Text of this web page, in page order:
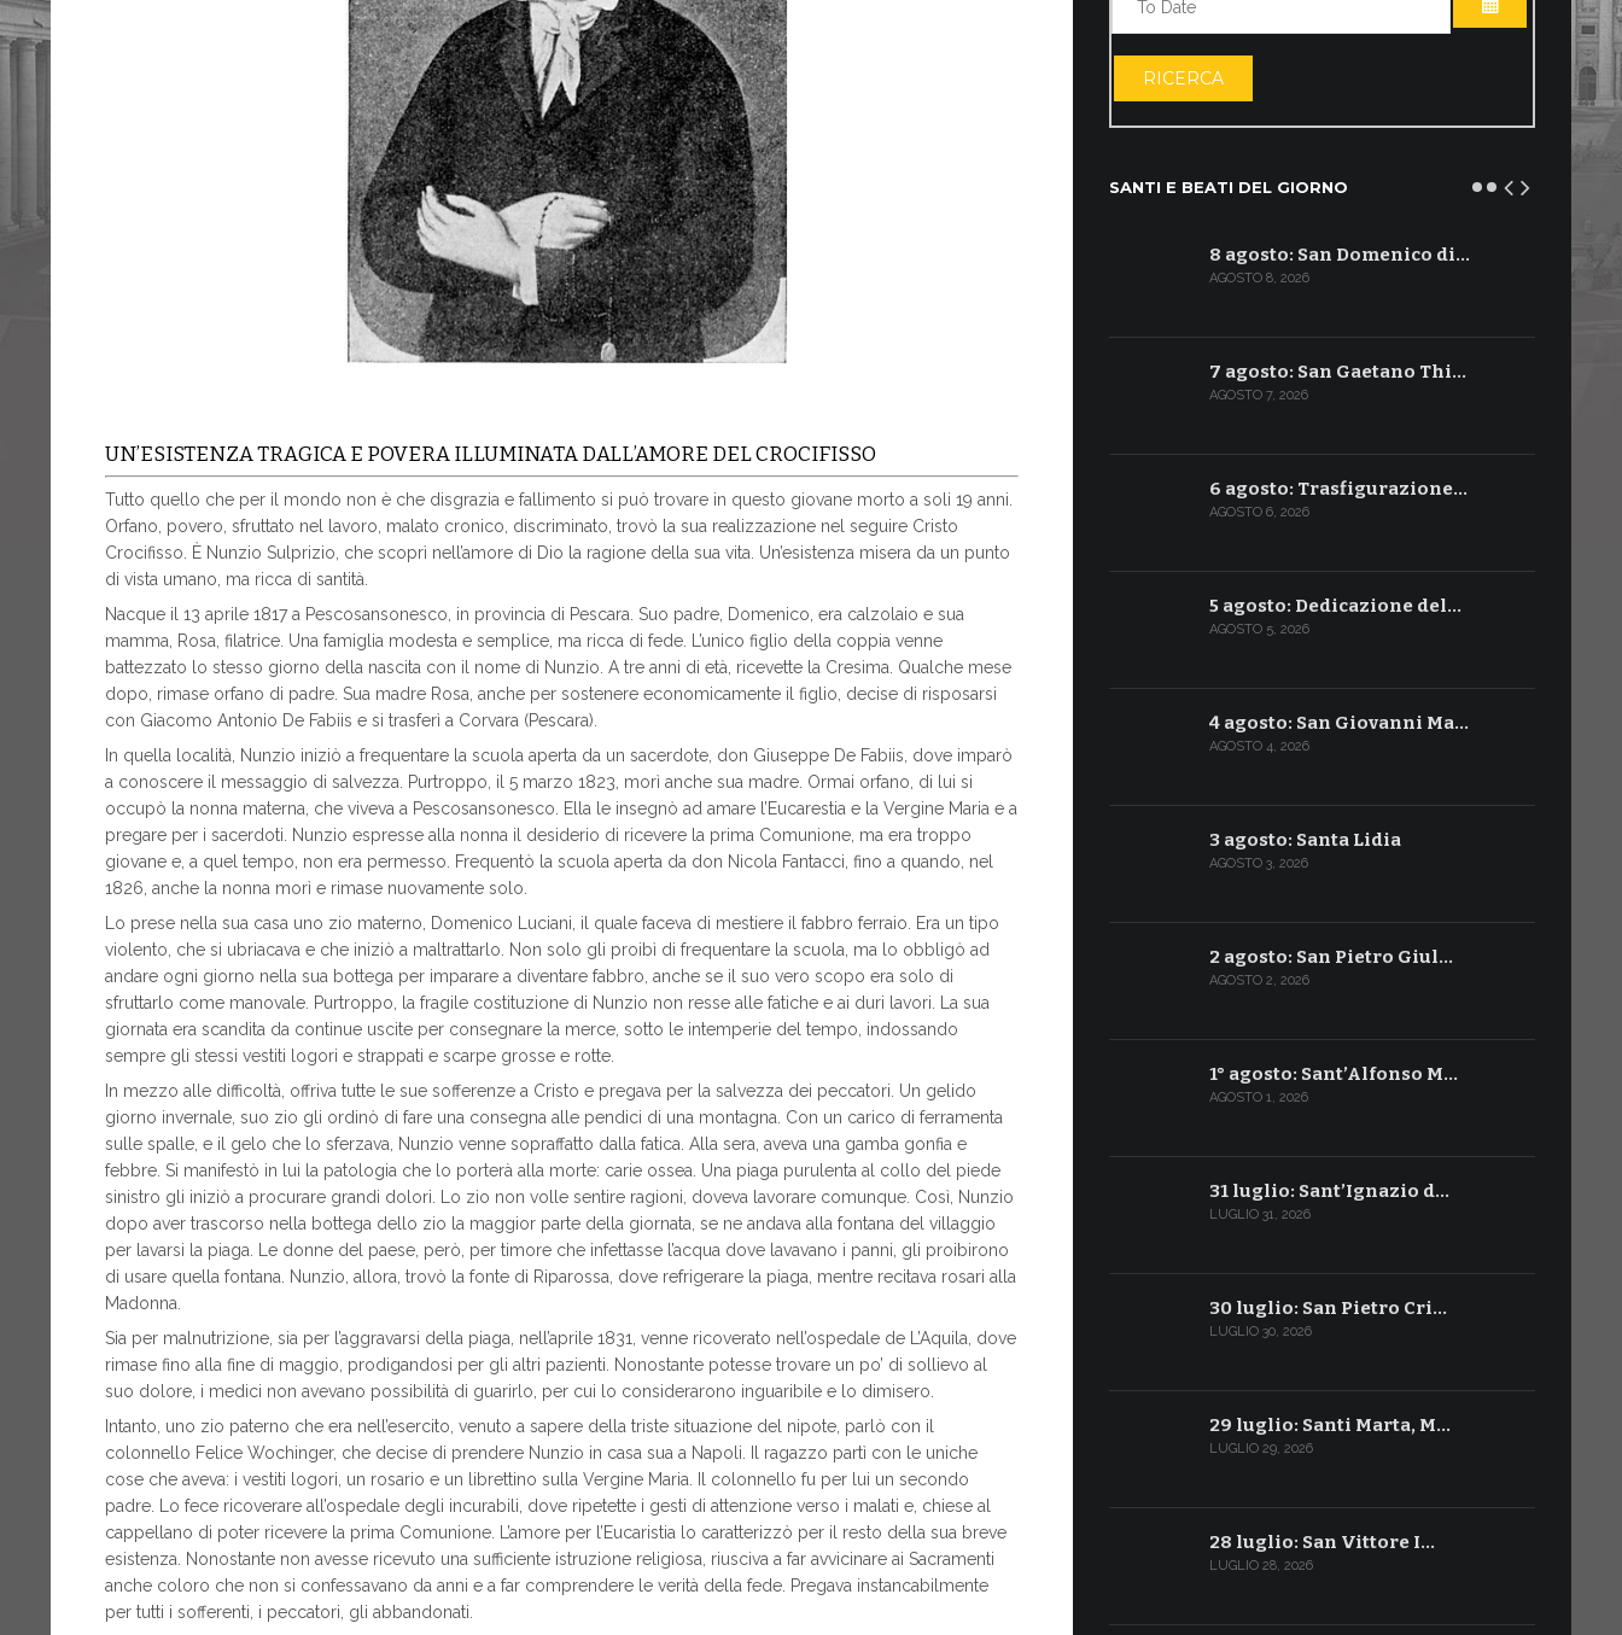
UN’ESISTENZA TRAGICA E POVERA ILLUMINATA DALL’AMORE DEL CROCIFISSO
Tutto quello che per il mondo non è che disgrazia e fallimento si può trovare in questo giovane morto a soli 19 anni.
Orfano, povero, sfruttato nel lavoro, malato cronico, discriminato, trovò la sua realizzazione nel seguire Cristo
Crocifisso. È Nunzio Sulprizio, che scoprì nell’amore di Dio la ragione della sua vita. Un’esistenza misera da un punto
di vista umano, ma ricca di santità.
Nacque il 13 aprile 1817 a Pescosansonesco, in provincia di Pescara. Suo padre, Domenico, era calzolaio e sua
mamma, Rosa, filatrice. Una famiglia modesta e semplice, ma ricca di fede. L’unico figlio della coppia venne
battezzato lo stesso giorno della nascita con il nome di Nunzio. A tre anni di età, ricevette la Cresima. Qualche mese
dopo, rimase orfano di padre. Sua madre Rosa, anche per sostenere economicamente il figlio, decise di risposarsi
con Giacomo Antonio De Fabiis e si trasferì a Corvara (Pescara).
In quella località, Nunzio iniziò a frequentare la scuola aperta da un sacerdote, don Giuseppe De Fabiis, dove imparò
a conoscere il messaggio di salvezza. Purtroppo, il 5 marzo 1823, morì anche sua madre. Ormai orfano, di lui si
occupò la nonna materna, che viveva a Pescosansonesco. Ella le insegnò ad amare l’Eucarestia e la Vergine Maria e a
pregare per i sacerdoti. Nunzio espresse alla nonna il desiderio di ricevere la prima Comunione, ma era troppo
giovane e, a quel tempo, non era permesso. Frequentò la scuola aperta da don Nicola Fantacci, fino a quando, nel
1826, anche la nonna morì e rimase nuovamente solo.
Lo prese nella sua casa uno zio materno, Domenico Luciani, il quale faceva di mestiere il fabbro ferraio. Era un tipo
violento, che si ubriacava e che iniziò a maltrattarlo. Non solo gli proibì di frequentare la scuola, ma lo obbligò ad
andare ogni giorno nella sua bottega per imparare a diventare fabbro, anche se il suo vero scopo era solo di
sfruttarlo come manovale. Purtroppo, la fragile costituzione di Nunzio non resse alle fatiche e ai duri lavori. La sua
giornata era scandita da continue uscite per consegnare la merce, sotto le intemperie del tempo, indossando
sempre gli stessi vestiti logori e strappati e scarpe grosse e rotte.
In mezzo alle difficoltà, offriva tutte le sue sofferenze a Cristo e pregava per la salvezza dei peccatori. Un gelido
giorno invernale, suo zio gli ordinò di fare una consegna alle pendici di una montagna. Con un carico di ferramenta
sulle spalle, e il gelo che lo sferzava, Nunzio venne sopraffatto dalla fatica. Alla sera, aveva una gamba gonfia e
febbre. Si manifestò in lui la patologia che lo porterà alla morte: carie ossea. Una piaga purulenta al collo del piede
sinistro gli iniziò a procurare grandi dolori. Lo zio non volle sentire ragioni, doveva lavorare comunque. Così, Nunzio
dopo aver trascorso nella bottega dello zio la maggior parte della giornata, se ne andava alla fontana del villaggio
per lavarsi la piaga. Le donne del paese, però, per timore che infettasse l’acqua dove lavavano i panni, gli proibirono
di usare quella fontana. Nunzio, allora, trovò la fonte di Riparossa, dove refrigerare la piaga, mentre recitava rosari alla
Madonna.
Sia per malnutrizione, sia per l’aggravarsi della piaga, nell’aprile 1831, venne ricoverato nell’ospedale de L’Aquila, dove
rimase fino alla fine di maggio, prodigandosi per gli altri pazienti. Nonostante potesse trovare un po’ di sollievo al
suo dolore, i medici non avevano possibilità di guarirlo, per cui lo considerarono inguaribile e lo dimisero.
Intanto, uno zio paterno che era nell’esercito, venuto a sapere della triste situazione del nipote, parlò con il
colonnello Felice Wochinger, che decise di prendere Nunzio in casa sua a Napoli. Il ragazzo partì con le uniche
cose che aveva: i vestiti logori, un rosario e un librettino sulla Vergine Maria. Il colonnello fu per lui un secondo
padre. Lo fece ricoverare all’ospedale degli incurabili, dove ripetette i gesti di attenzione verso i malati e, chiese al
cappellano di poter ricevere la prima Comunione. L’amore per l’Eucaristia lo caratterizzò per il resto della sua breve
esistenza. Nonostante non avesse ricevuto una sufficiente istruzione religiosa, riusciva a far avvicinare ai Sacramenti
anche coloro che non si confessavano da anni e a far comprendere le verità della fede. Pregava instancabilmente
per tutti i sofferenti, i peccatori, gli abbandonati.
APRI IL
RICERCA
SANTI E BEATI DEL GIORNO
8 agosto: San Domenico di…
AGOSTO 8, 2026
7 agosto: San Gaetano Thi…
AGOSTO 7, 2026
6 agosto: Trasfigurazione…
AGOSTO 6, 2026
5 agosto: Dedicazione del…
AGOSTO 5, 2026
4 agosto: San Giovanni Ma…
AGOSTO 4, 2026
3 agosto: Santa Lidia
AGOSTO 3, 2026
2 agosto: San Pietro Giul…
AGOSTO 2, 2026
1° agosto: Sant’Alfonso M…
AGOSTO 1, 2026
31 luglio: Sant’Ignazio d…
LUGLIO 31, 2026
30 luglio: San Pietro Cri…
LUGLIO 30, 2026
29 luglio: Santi Marta, M…
LUGLIO 29, 2026
28 luglio: San Vittore I…
LUGLIO 28, 2026